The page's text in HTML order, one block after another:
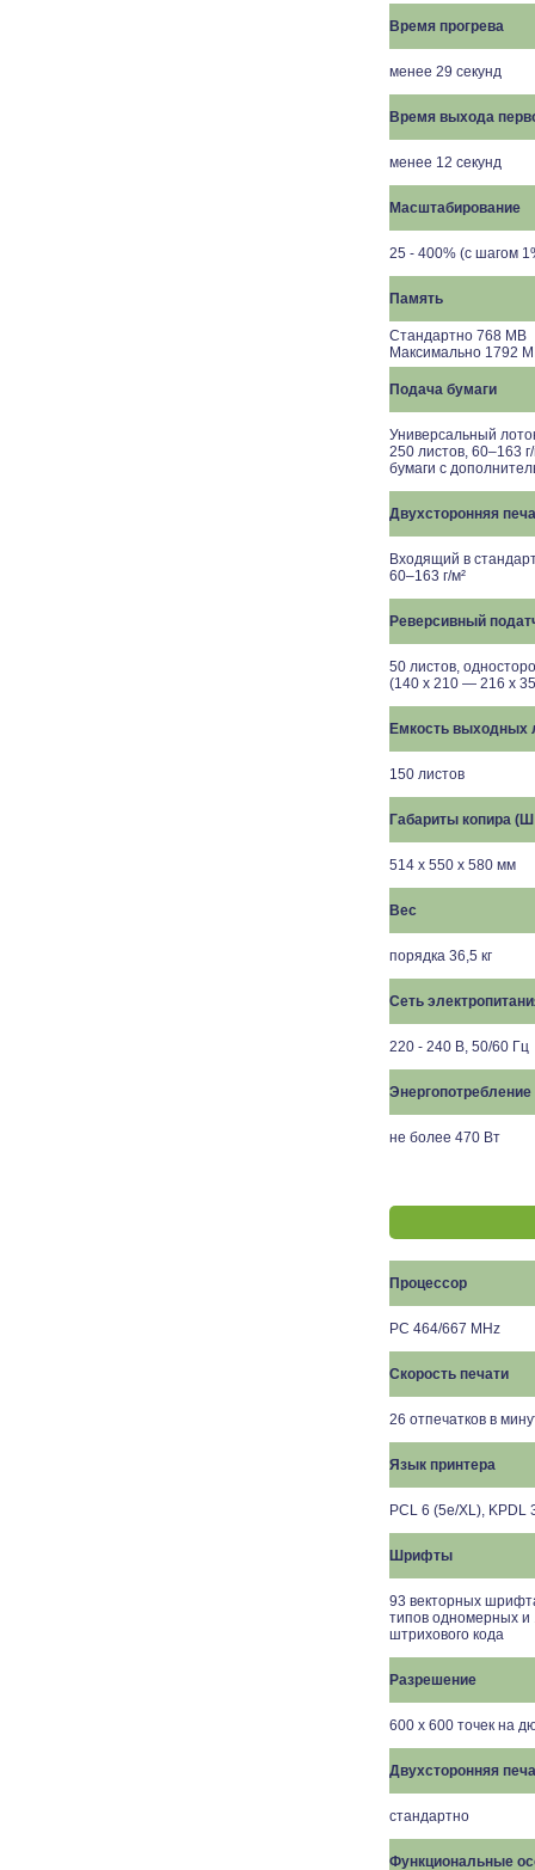
Время прогрева
менее 29 секунд
Время выхода
менее 12 секунд
Масштабирование
25 - 400% (с шагом
Память
Стандартно 768 MB
Максимально 1792
Подача бумаги
Универсальный
250 листов, 60–163
бумаги с
Двухсторонняя
Входящий в
60–163 г/м²
Реверсивный
50 листов,
(140 x 210 — 216 x
Емкость выходных
150 листов
Габариты копира
514 x 550 x 580 мм
Вес
порядка 36,5 кг
Сеть
220 - 240 В, 50/60 Гц
Энергопотребление
не более 470 Вт
Процессор
PC 464/667 MHz
Скорость печати
26 отпечатков в
Язык принтера
PCL 6 (5e/XL), KPDL
Шрифты
93 векторных
типов одномерных и
штрихового кода
Разрешение
600 х 600 точек на
Двухсторонняя
стандартно
Функциональные